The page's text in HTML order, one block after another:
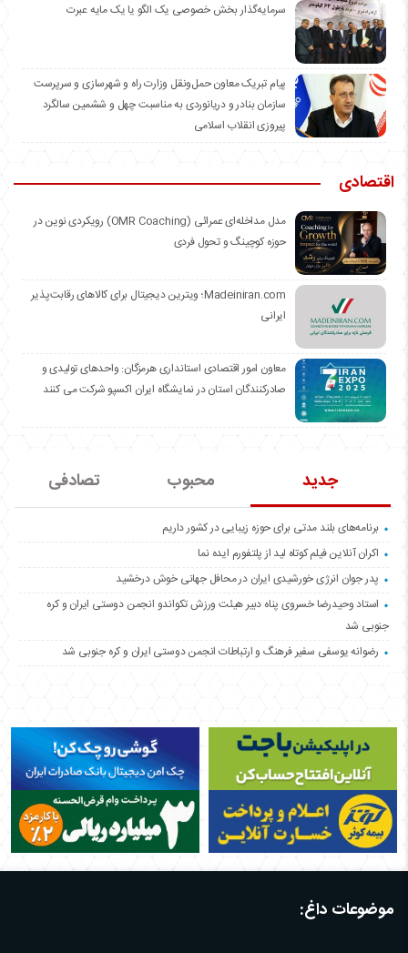
سرمایه‌گذار بخش خصوصی یک الگو یا یک مایه عبرت
️پیام تبریک معاون حمل‌ونقل وزارت راه و شهرسازی و سرپرست
سازمان بنادر و دریانوردی به مناسبت چهل و ششمین سالگرد
پیروزی انقلاب اسلامی
اقتصادی
مدل مداخله‌ای عمرائی (OMR Coaching) رویکردی نوین در
حوزه کوچینگ و تحول فردی
Madeiniran.com؛ ویترین دیجیتال برای کالاهای رقابت‌پذیر
ایرانی
معاون امور اقتصادی استانداری هرمزگان: واحدهای تولیدی و
صادرکنندگان استان در نمایشگاه ایران اکسپو شرکت می کنند
جدید محبوب تصادفی
برنامه‌های بلند مدتی برای حوزه زیبایی در کشور داریم
اکران آنلاین فیلم کوتاه لید از پلتفورم ایده نما
پدر جوان انرژی خورشیدی ایران در محافل جهانی خوش درخشید
استاد وحیدرضا خسروی پناه دبیر هیئت ورزش تکواندو انجمن دوستی ایران و کره
جنوبی شد
رضوانه یوسفی سفیر فرهنگ و ارتباطات انجمن دوستی ایران و کره جنوبی شد
موضوعات داغ: